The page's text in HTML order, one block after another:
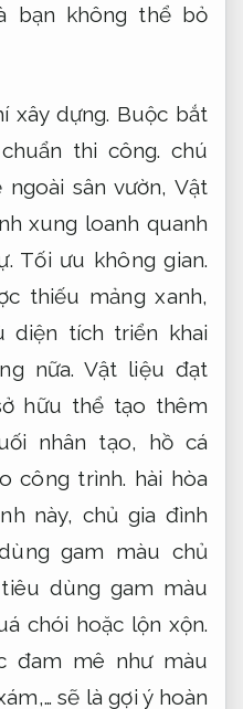
bạn không thể bỏ
xây dựng. Buộc bắt
thi công. chú
sân vườn, Vật
xung loanh quanh
Tối ưu không gian.
thiếu mảng xanh,
diện tích triển khai
nữa.Vật liệu đạt
hữu thể tạo thêm
nhân tạo, hồ cá
công trình. hài hòa
này, chủ gia đình
gam màu chủ
dùng gam màu
chói hoặc lộn xộn.
đam mê như màu
sẽ là gợi ý hoàn